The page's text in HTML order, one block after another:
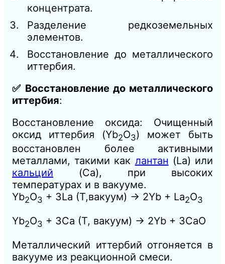
концентрата.
Разделение редкоземельных
элементов.
Восстановление до металлического
иттербия.
✅ Восстановление до металлического
иттербия:
Восстановление оксида: Очищенный
оксид иттербия (Yb2O3) может быть
восстановлен более активными
металлами, такими как лантан (La) или
кальций (Ca), при высоких
температурах и в вакууме.
Yb2O3 + 3La (T,вакуум) → 2Yb + La2O3
Yb2O3 + 3Ca (T, вакуум) → 2Yb + 3CaO
Металлический иттербий отгоняется в
вакууме из реакционной смеси.